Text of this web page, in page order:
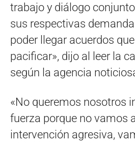
trabajo y diálogo
sus respectivas
poder llegar acuerdos
pacificar», dijo al leer la
según la agencia
«No queremos nosotros
fuerza porque no vamos
intervención agresiva,